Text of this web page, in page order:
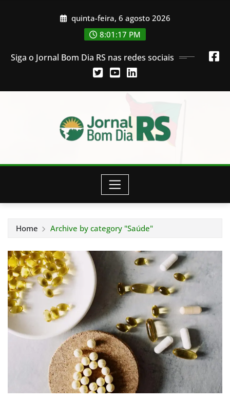
quinta-feira, 6 agosto 2026
8:01:17 PM
Siga o Jornal Bom Dia RS nas redes sociais
Home Archive by category "Saúde"